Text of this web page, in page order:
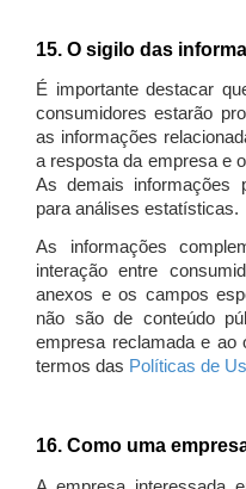
15. O sigilo das
É importante destacar
consumidores estarão
as informações
a resposta da empresa e
As demais informações
para análises estatísticas.
As informações
interação entre
anexos e os campos
não são de conteúdo
empresa reclamada e ao
termos das Políticas de
16. Como uma